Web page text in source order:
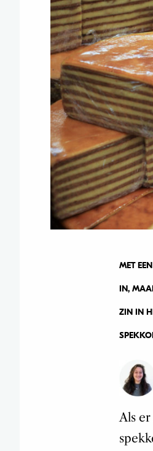
MET
IN,
ZIN IN
Als